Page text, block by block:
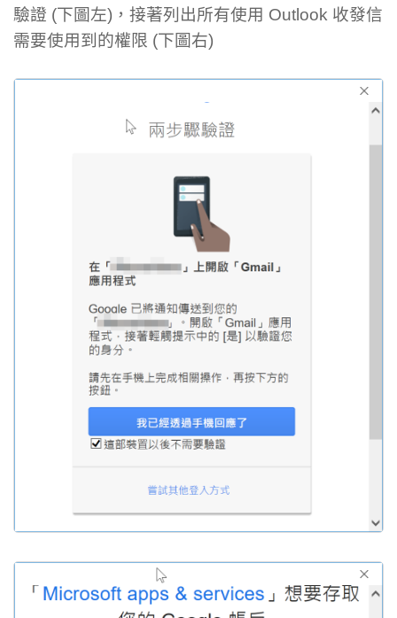
驗證 (下圖左)，接著列出所有使用 Outlook 收發信
需要使用到的權限 (下圖右)